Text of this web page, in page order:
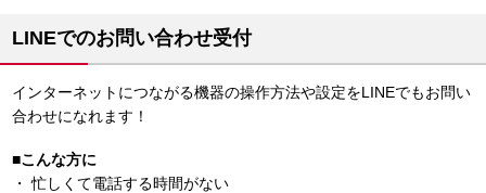
LINEでのお問い合わせ受付
インターネットにつながる機器の操作方法や設定をLINEでもお問い
合わせになれます！
■こんな方に
忙しくて電話する時間がない